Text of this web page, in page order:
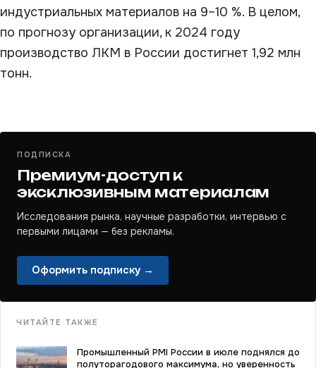
индустриальных материалов на 9–10 %. В целом,
по прогнозу организации, к 2024 году
производство ЛКМ в России достигнет 1,92 млн
тонн.
ПОДПИСКА
Премиум-доступ к
эксклюзивным материалам
Исследования рынка, научные разработки, интервью с
первыми лицами — без рекламы.
Оформить подписку →
ЧИТАЙТЕ ТАКЖЕ
Промышленный PMI России в июле поднялся до
полуторагодового максимума, но уверенность